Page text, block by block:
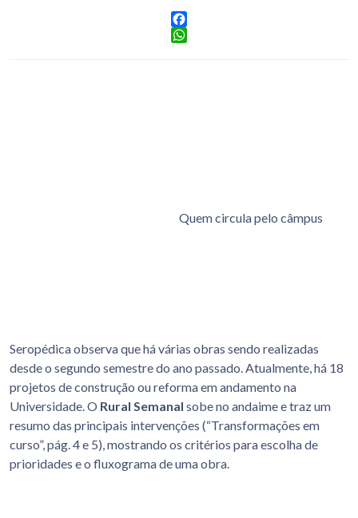
Facebook
Quem circula pelo câmpus
Seropédica observa que há várias obras sendo realizadas
desde o segundo semestre do ano passado. Atualmente, há 18
projetos de construção ou reforma em andamento na
Universidade. O Rural Semanal sobe no andaime e traz um
resumo das principais intervenções (“Transformações em
curso”, pág. 4 e 5), mostrando os critérios para escolha de
prioridades e o fluxograma de uma obra.